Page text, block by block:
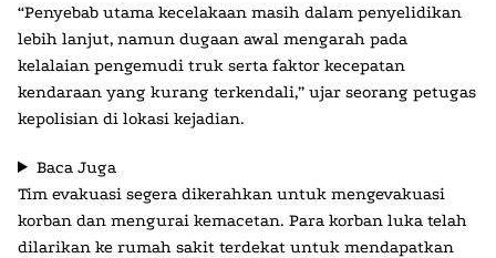
“Penyebab utama kecelakaan masih dalam penyelidikan
lebih lanjut, namun dugaan awal mengarah pada
kelalaian pengemudi truk serta faktor kecepatan
kendaraan yang kurang terkendali,” ujar seorang petugas
kepolisian di lokasi kejadian.
Baca Juga
Tim evakuasi segera dikerahkan untuk mengevakuasi
korban dan mengurai kemacetan. Para korban luka telah
dilarikan ke rumah sakit terdekat untuk mendapatkan